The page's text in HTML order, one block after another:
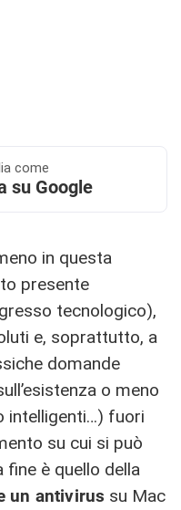
come
su Google
in questa
presente
tecnologico),
e, soprattutto, a
domande
o meno
intelligenti…) fuori
su cui si può
fine è quello della
un antivirus su Mac